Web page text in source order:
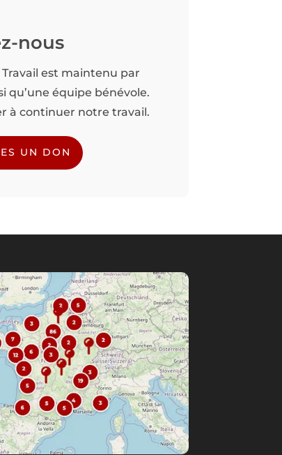
nous
est maintenu par
qu’une équipe bénévole.
à continuer notre travail.
UN DON